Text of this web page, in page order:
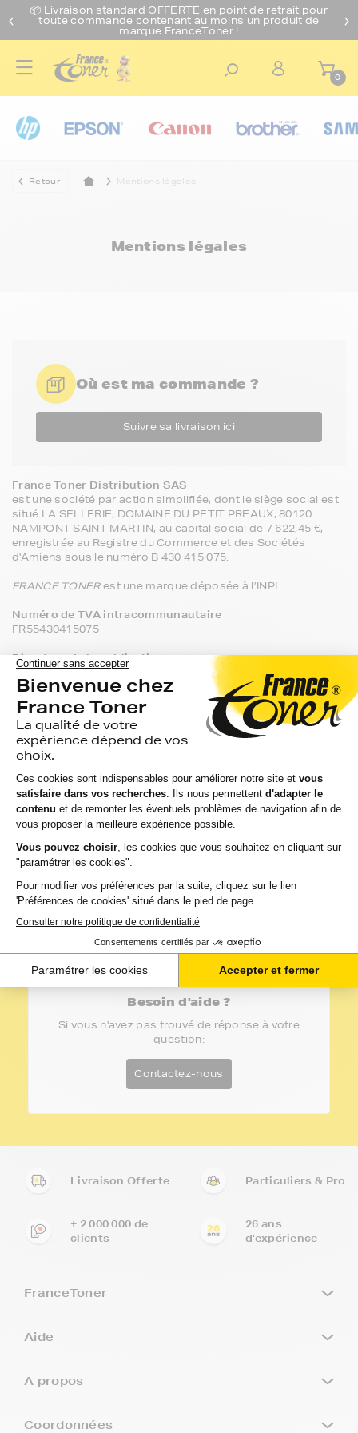
📦 Livraison standard OFFERTE en point de retrait pour
toute commande contenant au moins un produit de
marque FranceToner !
0
Retour Mentions légales
Mentions légales
Où est ma commande ?
Suivre sa livraison ici
est une société par action simplifiée, dont le siège social est
situé LA SELLERIE, DOMAINE DU PETIT PREAUX, 80120
NAMPONT SAINT MARTIN, au capital social de 7 622,45 €,
enregistrée au Registre du Commerce et des Sociétés
d'Amiens sous le numéro B 430 415 075.
FRANCE TONER est une marque déposée à l’INPI
Numéro de TVA intracommunautaire
FR55430415075
Directeur de la publication
Jérôme de France (Fondateur)
Nous contacter
https://www.francetoner.fr/nous-contacter
Besoin d'aide ?
Si vous n'avez pas trouvé de réponse à votre
question:
Contactez-nous
Livraison Offerte Particuliers & Pro
+ 2 000 000 de
clients
26 ans
d'expérience
FranceToner
Aide
A propos
Coordonnées